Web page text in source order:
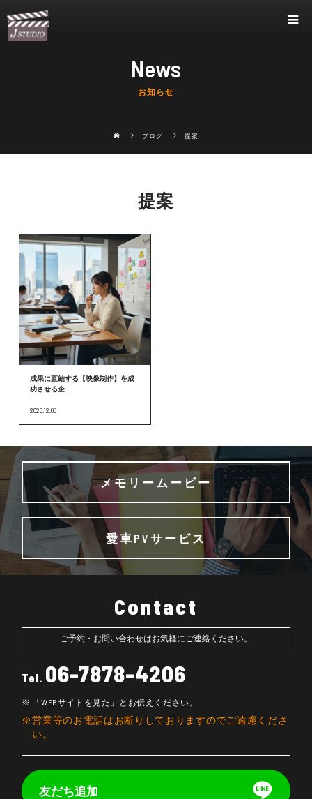
News
お知らせ
ブログ 提案
提案
成果に直結する【映像制作】を成
功させる企...
2025.12.05
メモリームービー
愛車PVサービス
Contact
ご予約・お問い合わせはお気軽にご連絡ください。
Tel. 06-7878-4206
「WEBサイトを見た」とお伝えください。
営業等のお電話はお断りしておりますのでご遠慮くださ
い。
友だち追加